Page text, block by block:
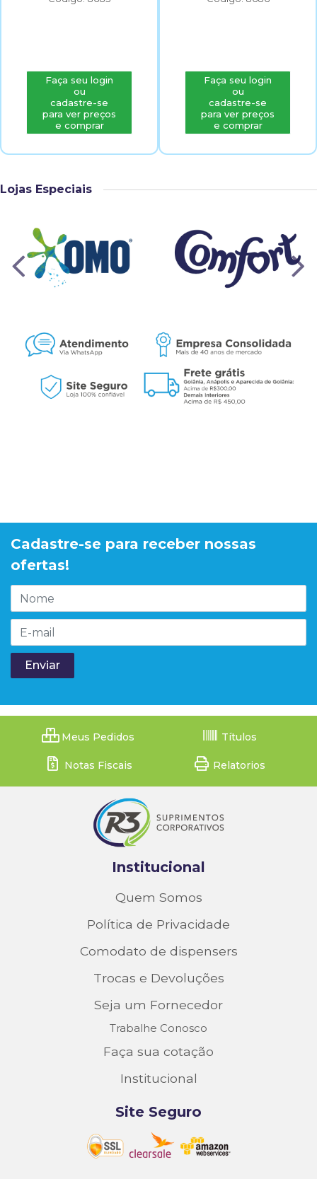
Faça seu login
ou
cadastre-se
para ver preços
e comprar
Faça seu login
ou
cadastre-se
para ver preços
e comprar
Lojas Especiais
Cadastre-se para receber nossas
ofertas!
Meus Pedidos Títulos
Notas Fiscais Relatorios
Institucional
Quem Somos
Política de Privacidade
Comodato de dispensers
Trocas e Devoluções
Seja um Fornecedor
Trabalhe Conosco
Faça sua cotação
Institucional
Site Seguro